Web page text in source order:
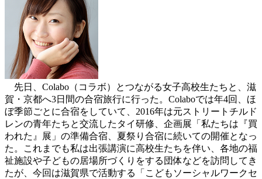
先日、Colabo（コラボ）とつながる女子高校生たちと、滋
賀・京都へ3日間の合宿旅行に行った。Colaboでは年4回、ほ
ぼ季節ごとに合宿をしていて、2016年は元ストリートチルド
レンの青年たちと交流したタイ研修、企画展「私たちは『買
われた』展」の準備合宿、夏祭り合宿に続いての開催となっ
た。これまでも私は出張講演に高校生たちを伴い、各地の福
祉施設や子どもの居場所づくりをする団体などを訪問してき
たが、今回は滋賀県で活動する「こどもソーシャルワークセ